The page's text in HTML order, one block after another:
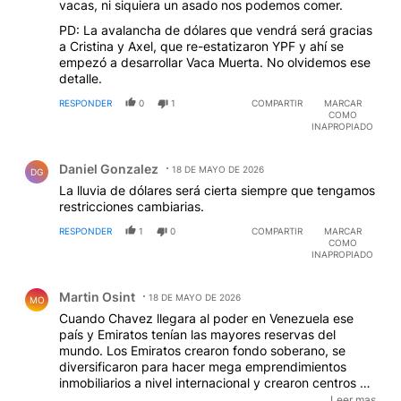
vacas, ni siquiera un asado nos podemos comer.
PD: La avalancha de dólares que vendrá será gracias
a Cristina y Axel, que re-estatizaron YPF y ahí se
empezó a desarrollar Vaca Muerta. No olvidemos ese
detalle.
RESPONDER 0 1 COMPARTIR
MARCAR
COMO
INAPROPIADO
DG Daniel Gonzalez 18 DE MAYO DE 2026
La lluvia de dólares será cierta siempre que tengamos
restricciones cambiarias.
RESPONDER 1 0 COMPARTIR
MARCAR
COMO
INAPROPIADO
MO Martin Osint 18 DE MAYO DE 2026
Cuando Chavez llegara al poder en Venezuela ese
país y Emiratos tenían las mayores reservas del
mundo. Los Emiratos crearon fondo soberano, se
diversificaron para hacer mega emprendimientos
inmobiliarios a nivel internacional y crearon centros de